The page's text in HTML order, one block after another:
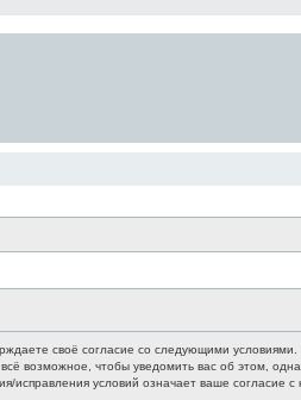
своё согласие со следующими
возможное, чтобы уведомить вас об этом,
исправления условий означает ваше согласие с